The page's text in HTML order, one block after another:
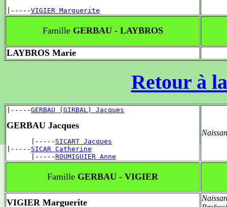
|-----VIGIER Marguerite
FamilleGERBAU - LAYBROS
LAYBROS Marie
Retour à
|-----GERBAU (GIRBAL) Jacques
GERBAU Jacques
      |-----
SICART Jacques
|----- SICAR Catherine
      |-----
ROUMIGUIER Anne
Famille GERBAU - VIGIER
VIGIER Marguerite